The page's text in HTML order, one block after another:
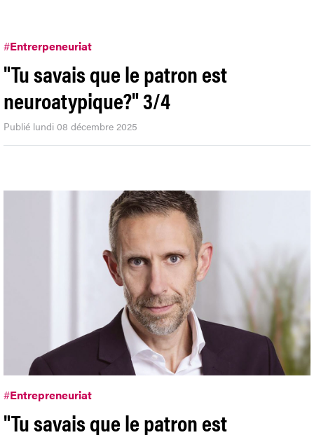
#Entrerpeneuriat
"Tu savais que le patron est
neuroatypique?" 3/4
Publié lundi 08 décembre 2025
#Entrepreneuriat
"Tu savais que le patron est